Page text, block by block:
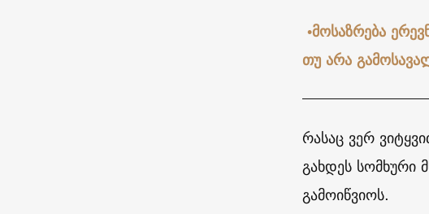
•მოსაზრება
თუ არა
რასაც ვერ
გახდეს სომხური
გამოიწვიოს.